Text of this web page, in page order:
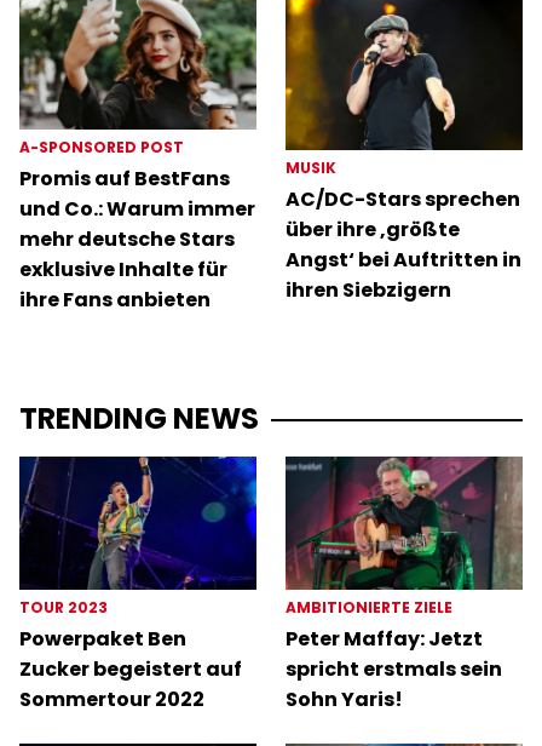
A-SPONSORED POST
Promis auf BestFans
und Co.: Warum immer
mehr deutsche Stars
exklusive Inhalte für
ihre Fans anbieten
MUSIK
AC/DC-Stars sprechen
über ihre ‚größte
Angst‘ bei Auftritten in
ihren Siebzigern
TRENDING NEWS
TOUR 2023
Powerpaket Ben
Zucker begeistert auf
Sommertour 2022
AMBITIONIERTE ZIELE
Peter Maffay: Jetzt
spricht erstmals sein
Sohn Yaris!